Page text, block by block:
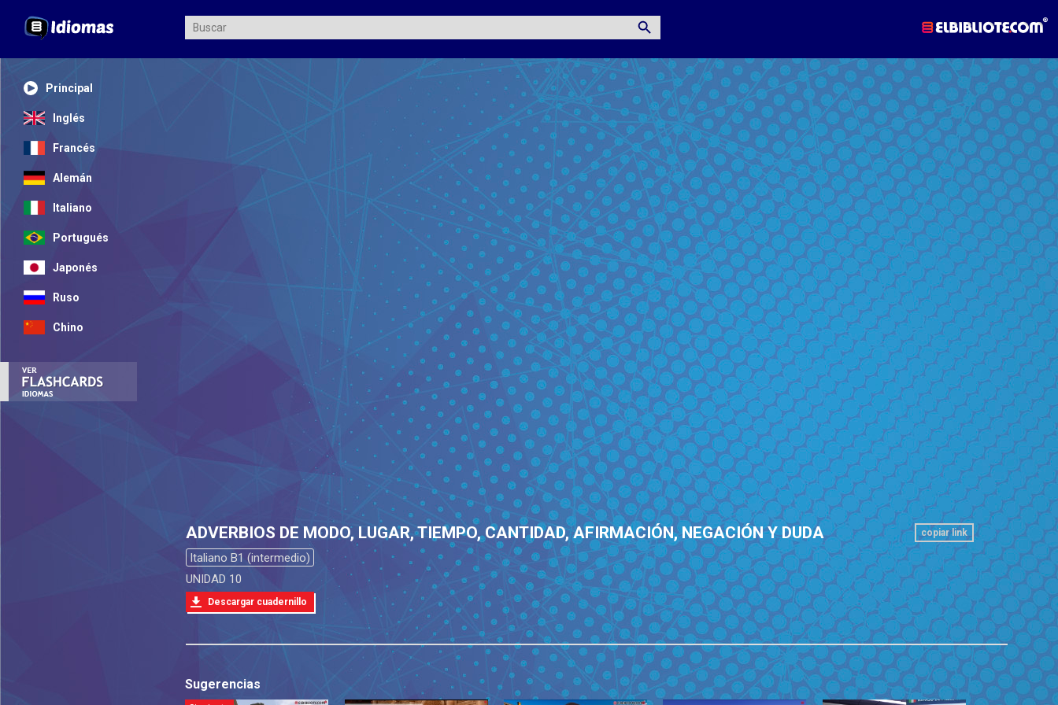
Principal
Inglés
Francés
Alemán
Italiano
Portugués
Japonés
Ruso
Chino
copiar link
ADVERBIOS DE MODO, LUGAR, TIEMPO, CANTIDAD, AFIRMACIÓN, NEGACIÓN Y DUDA
Italiano B1 (intermedio)
UNIDAD 10
Descargar cuadernillo
Sugerencias